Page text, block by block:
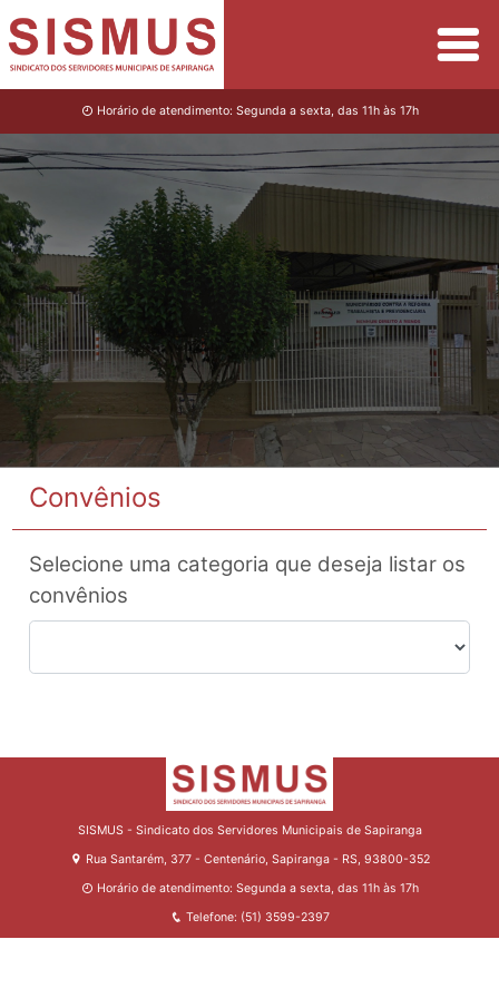
Horário de atendimento: Segunda a sexta, das 11h às 17h
Convênios
Selecione uma categoria que deseja listar os
convênios
SISMUS - Sindicato dos Servidores Municipais de Sapiranga
Rua Santarém, 377 - Centenário, Sapiranga - RS, 93800-352
Horário de atendimento: Segunda a sexta, das 11h às 17h
Telefone: (51) 3599-2397